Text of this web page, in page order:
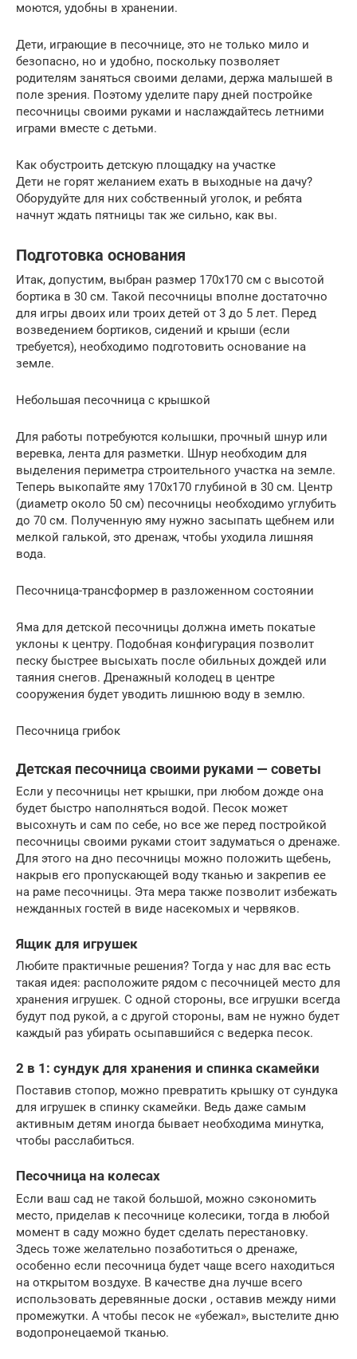
моются, удобны в хранении.
Дети, играющие в песочнице, это не только мило и
безопасно, но и удобно, поскольку позволяет
родителям заняться своими делами, держа малышей в
поле зрения. Поэтому уделите пару дней постройке
песочницы своими руками и наслаждайтесь летними
играми вместе с детьми.
Как обустроить детскую площадку на участке
Дети не горят желанием ехать в выходные на дачу?
Оборудуйте для них собственный уголок, и ребята
начнут ждать пятницы так же сильно, как вы.
Подготовка основания
Итак, допустим, выбран размер 170х170 см с высотой
бортика в 30 см. Такой песочницы вполне достаточно
для игры двоих или троих детей от 3 до 5 лет. Перед
возведением бортиков, сидений и крыши (если
требуется), необходимо подготовить основание на
земле.
Небольшая песочница с крышкой
Для работы потребуются колышки, прочный шнур или
веревка, лента для разметки. Шнур необходим для
выделения периметра строительного участка на земле.
Теперь выкопайте яму 170х170 глубиной в 30 см. Центр
(диаметр около 50 см) песочницы необходимо углубить
до 70 см. Полученную яму нужно засыпать щебнем или
мелкой галькой, это дренаж, чтобы уходила лишняя
вода.
Песочница-трансформер в разложенном состоянии
Яма для детской песочницы должна иметь покатые
уклоны к центру. Подобная конфигурация позволит
песку быстрее высыхать после обильных дождей или
таяния снегов. Дренажный колодец в центре
сооружения будет уводить лишнюю воду в землю.
Песочница грибок
Детская песочница своими руками — советы
Если у песочницы нет крышки, при любом дожде она
будет быстро наполняться водой. Песок может
высохнуть и сам по себе, но все же перед постройкой
песочницы своими руками стоит задуматься о дренаже.
Для этого на дно песочницы можно положить щебень,
накрыв его пропускающей воду тканью и закрепив ее
на раме песочницы. Эта мера также позволит избежать
нежданных гостей в виде насекомых и червяков.
Ящик для игрушек
Любите практичные решения? Тогда у нас для вас есть
такая идея: расположите рядом с песочницей место для
хранения игрушек. С одной стороны, все игрушки всегда
будут под рукой, а с другой стороны, вам не нужно будет
каждый раз убирать осыпавшийся с ведерка песок.
2 в 1: сундук для хранения и спинка скамейки
Поставив стопор, можно превратить крышку от сундука
для игрушек в спинку скамейки. Ведь даже самым
активным детям иногда бывает необходима минутка,
чтобы расслабиться.
Песочница на колесах
Если ваш сад не такой большой, можно сэкономить
место, приделав к песочнице колесики, тогда в любой
момент в саду можно будет сделать перестановку.
Здесь тоже желательно позаботиться о дренаже,
особенно если песочница будет чаще всего находиться
на открытом воздухе. В качестве дна лучше всего
использовать деревянные доски , оставив между ними
промежутки. А чтобы песок не «убежал», выстелите дню
водопронецаемой тканью.